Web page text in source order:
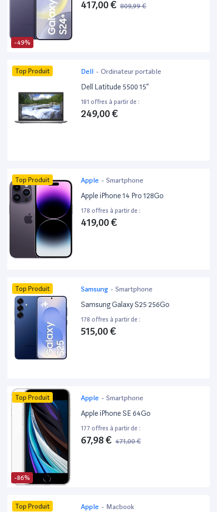
-49%
417,00 € 809,99 €
Top Produit Dell - Ordinateur portable
Dell Latitude 5500 15”
181 offres à partir de :
249,00 €
Top Produit Apple - Smartphone
Apple iPhone 14 Pro 128Go
178 offres à partir de :
419,00 €
Top Produit Samsung - Smartphone
Samsung Galaxy S25 256Go
178 offres à partir de :
515,00 €
-86%
Top Produit Apple - Smartphone
Apple iPhone SE 64Go
177 offres à partir de :
67,98 € 471,00 €
Top Produit Apple - Macbook